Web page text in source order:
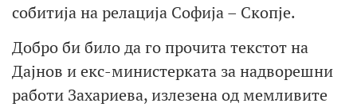
собитија на релација Софија – Скопје.
Добро би било да го прочита текстот на
Дајнов и екс-министерката за надворешни
работи Захариева, излезена од мемливите